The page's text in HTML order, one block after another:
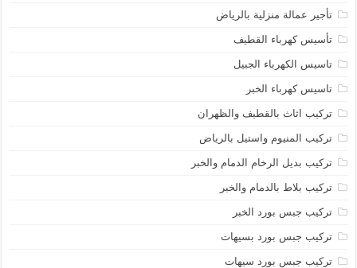
تأجير عمالة منزلية بالرياض
تأسيس كهرباء القطيف
تاسيس الكهرباء الجبيل
تاسيس كهرباء الخبر
تركيب اثاث بالقطيف والظهران
تركيب المنيوم واستيل بالرياض
تركيب بديل الرخام الدمام والخبر
تركيب بلاط بالدمام والخبر
تركيب جبس بورد الخبر
تركيب جبس بورد بسيهات
تركيب جبس بورد سيهات